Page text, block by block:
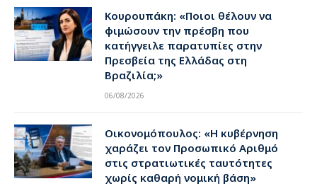
Κουρουπάκη: «Ποιοι θέλουν να
φιμώσουν την πρέσβη που
κατήγγειλε παρατυπίες στην
Πρεσβεία της Ελλάδας στη
Βραζιλία;»
06/08/2026
Οικονομόπουλος: «Η κυβέρνηση
χαράζει τον Προσωπικό Αριθμό
στις στρατιωτικές ταυτότητες
χωρίς καθαρή νομική βάση»